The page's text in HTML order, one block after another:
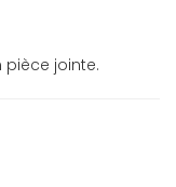
pièce jointe.